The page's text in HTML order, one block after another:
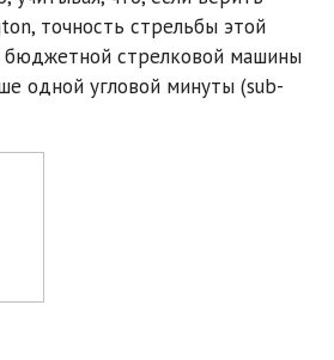
точность стрельбы этой
стрелковой машины
одной угловой минуты (sub-